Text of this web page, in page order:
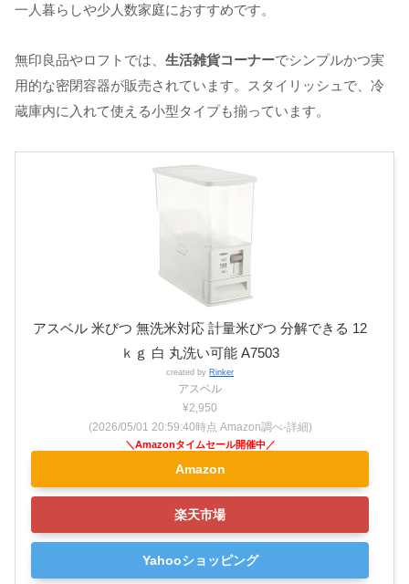
一人暮らしや少人数家庭におすすめです。
無印良品やロフトでは、 生活雑貨コーナーでシンプルかつ実
用的な密閉容器が販売されています。スタイリッシュで、冷
蔵庫内に入れて使える小型タイプも揃っています。
アスベル 米びつ 無洗米対応 計量米びつ 分解できる 12
ｋｇ 白 丸洗い可能 A7503
created by Rinker
アスベル
¥2,950
(2026/05/01 20:59:40時点 Amazon調べ-詳細)
Amazon
楽天市場
Yahooショッピング